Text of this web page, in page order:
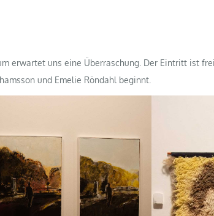
erwartet uns eine Überraschung. Der Eintritt ist
und Emelie Röndahl beginnt.